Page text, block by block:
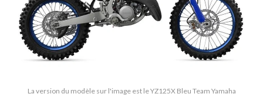
La version du modèle sur l'image est le YZ125X Bleu Team Yamaha